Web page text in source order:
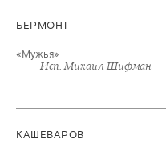
БЕРМОНТ
«Мужья»
Исп. Михаил Шифман
КАШЕВАРОВ